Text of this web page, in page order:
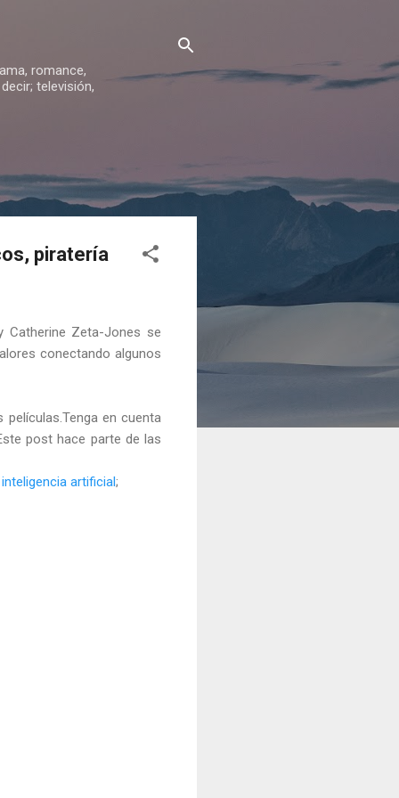
romance,
televisión,
piratería
Catherine Zeta-Jones se
conectando algunos
en cuenta
post hace parte de las
artificial;